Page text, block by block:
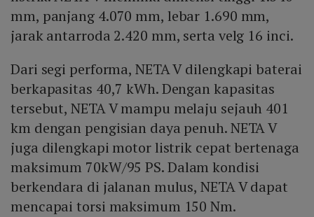
mm, panjang 4.070 mm, lebar 1.690 mm,
jarak antarroda 2.420 mm, serta velg 16 inci.
Dari segi performa, NETA V dilengkapi baterai
berkapasitas 40,7 kWh. Dengan kapasitas
tersebut, NETA V mampu melaju sejauh 401
km dengan pengisian daya penuh. NETA V
juga dilengkapi motor listrik cepat bertenaga
maksimum 70kW/95 PS. Dalam kondisi
berkendara di jalanan mulus, NETA V dapat
mencapai torsi maksimum 150 Nm.